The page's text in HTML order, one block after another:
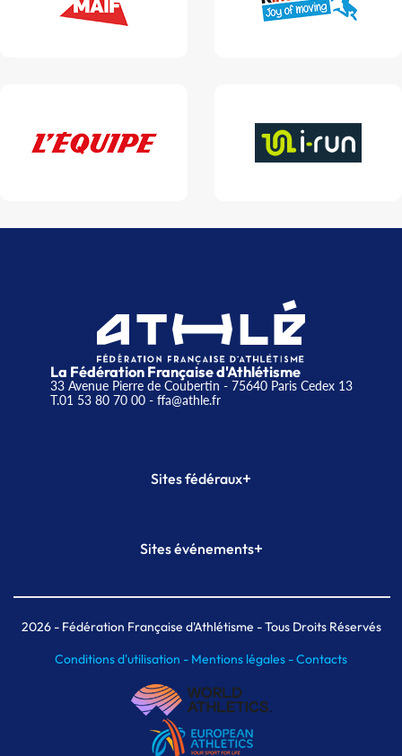
La Fédération Française d'Athlétisme
33 Avenue Pierre de Coubertin - 75640 Paris Cedex 13
T.01 53 80 70 00- ffa@athle.fr
Sites fédéraux+
Plateforme Formation
Sites événements+
Meeting de Paris indoor
MAIF Ekiden de Paris
2026- Fédération Française d'Athlétisme - Tous Droits Réservés
Conditions d'utilisation - Mentions légales -Contacts